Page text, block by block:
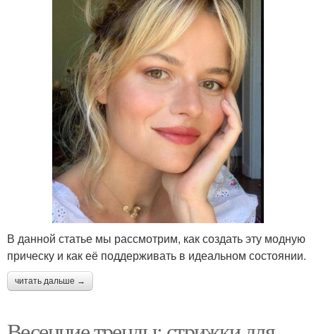
В данной статье мы рассмотрим, как создать эту модную
прическу и как её поддерживать в идеальном состоянии.
читать дальше →